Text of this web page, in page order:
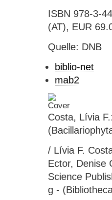
ISBN 978-3-
(AT), EUR
Quelle: DNB
biblio-net
mab2
Costa, Lívia
/ Lívia F.
Ector, Denise
Science
g -